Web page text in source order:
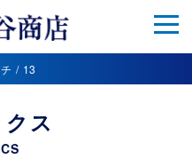
13
ス